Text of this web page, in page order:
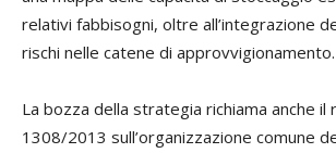
relativi fabbisogni, oltre all’integrazione
rischi nelle catene di approvvigionamento.
La bozza della strategia richiama anche il
1308/2013 sull’organizzazione comune